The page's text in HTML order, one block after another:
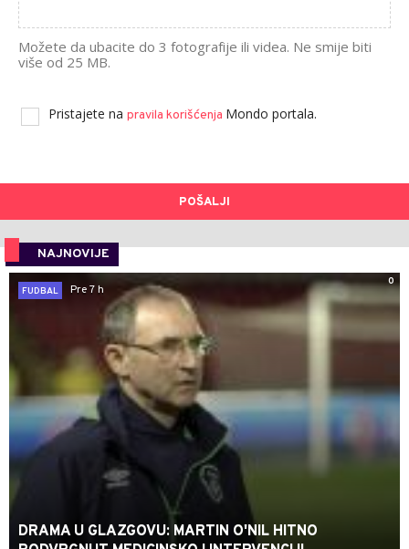
Možete da ubacite do 3 fotografije ili videa. Ne smije biti
više od 25 MB.
Pristajete na pravila korišćenja Mondo portala.
POŠALJI
NAJNOVIJE
0
FUDBAL
Pre 7 h
DRAMA U GLAZGOVU: MARTIN O'NIL HITNO